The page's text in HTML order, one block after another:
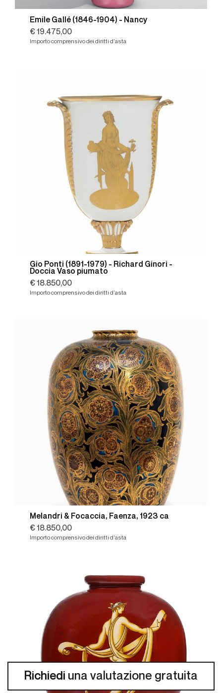
Richiedi una valutazione gratuita
Emile Gallé (1846-1904) - Nancy
€ 19.475,00
Importo comprensivo dei diritti d'asta
Gio Ponti (1891-1979) - Richard Ginori -
Doccia Vaso piumato
€ 18.850,00
Importo comprensivo dei diritti d'asta
Melandri & Focaccia, Faenza, 1923 ca
€ 18.850,00
Importo comprensivo dei diritti d'asta